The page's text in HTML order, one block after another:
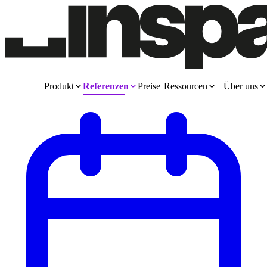
Produkt Referenzen Preise Ressourcen Über uns